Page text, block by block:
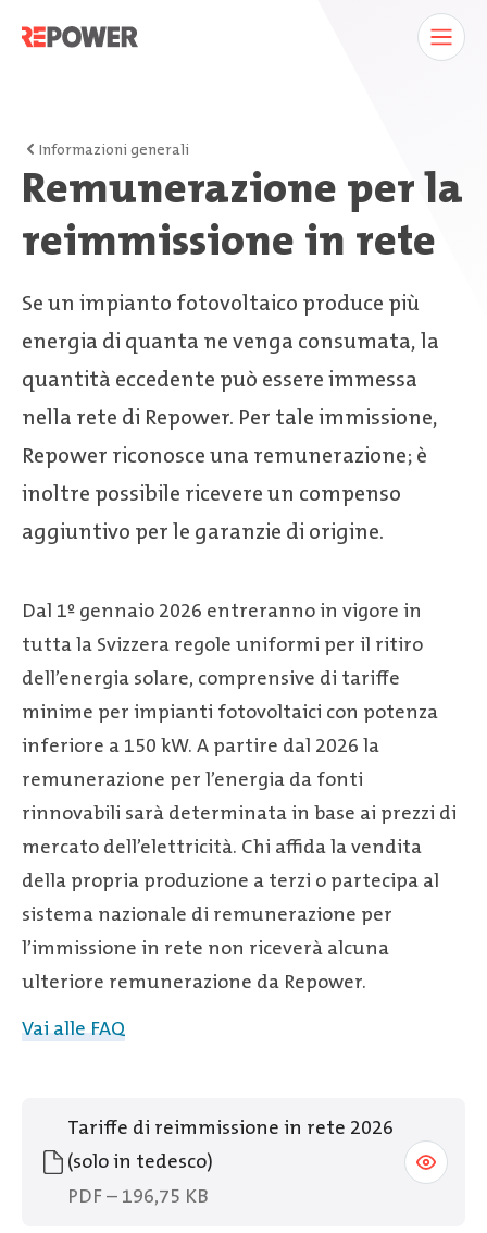
Informazioni generali
Remunerazione per la
reimmissione in rete
Se un impianto fotovoltaico produce più
energia di quanta ne venga consumata, la
quantità eccedente può essere immessa
nella rete di Repower. Per tale immissione,
Repower riconosce una remunerazione; è
inoltre possibile ricevere un compenso
aggiuntivo per le garanzie di origine.
Dal 1º gennaio 2026 entreranno in vigore in
tutta la Svizzera regole uniformi per il ritiro
dell’energia solare, comprensive di tariffe
minime per impianti fotovoltaici con potenza
inferiore a 150 kW. A partire dal 2026 la
remunerazione per l’energia da fonti
rinnovabili sarà determinata in base ai prezzi di
mercato dell’elettricità. Chi affida la vendita
della propria produzione a terzi o partecipa al
sistema nazionale di remunerazione per
l’immissione in rete non riceverà alcuna
ulteriore remunerazione da Repower.
Vai alle FAQ
Tariffe di reimmissione in rete 2026
(solo in tedesco)
PDF – 196,75 KB